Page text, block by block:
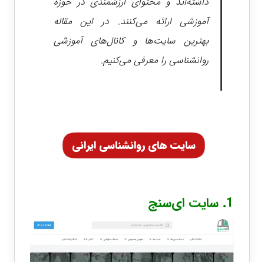
آموزشی ارائه می‌کنند. در این مقاله
بهترین سایت‌ها و کانال‌های آموزشی
روانشناسی را معرفی می‌کنیم.
سایت های روانشناسی ایرانی
1. سایت ای‌سنج